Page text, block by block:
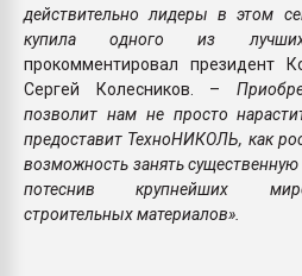
действительно лидеры в этом
купила одного из лучших
прокомментировал президент
Сергей Колесников. –
позволит нам не просто
предоставит ТехноНИКОЛЬ, как
возможность занять
потеснив крупнейших
строительных материалов».